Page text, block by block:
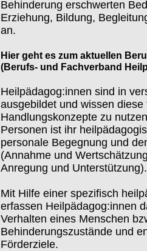
Behinderung erschwerten
Erziehung, Bildung,
an.
Hier geht es zum aktuellen
(Berufs- und Fachverband
Heilpädagog:innen sind in
ausgebildet und wissen
Handlungskonzepte zu
Personen ist ihr
personale Begegnung und
(Annahme und
Anregung und Unterstützung).
Mit Hilfe einer spezifisch
erfassen Heilpädagog:innen
Verhalten eines Menschen
Behinderungszustände und
Förderziele.